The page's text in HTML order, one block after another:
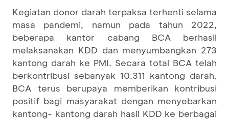
Kegiatan donor darah terpaksa terhenti selama
masa pandemi, namun pada tahun 2022,
beberapa kantor cabang BCA berhasil
melaksanakan KDD dan menyumbangkan 273
kantong darah ke PMI. Secara total BCA telah
berkontribusi sebanyak 10.311 kantong darah.
BCA terus berupaya memberikan kontribusi
positif bagi masyarakat dengan menyebarkan
kantong- kantong darah hasil KDD ke berbagai